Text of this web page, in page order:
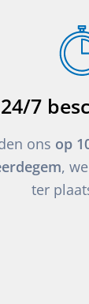
24/7
ons op
,
ter